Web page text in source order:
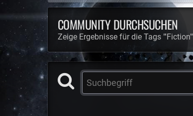
COMMUNITY DURCHSUCHEN
Zeige Ergebnisse für die Tags